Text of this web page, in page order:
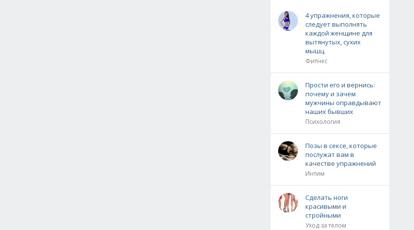
4 упражнения, которые
следует выполнять
каждой женщине для
вытянутых, сухих
мышц.
Фитнес
Прости его и вернись:
почему и зачем
мужчины оправдывают
наших бывших
Психология
Позы в сексе, которые
послужат вам в
качестве упражнений
Интим
Сделать ноги
красивыми и
стройными
Уход за телом